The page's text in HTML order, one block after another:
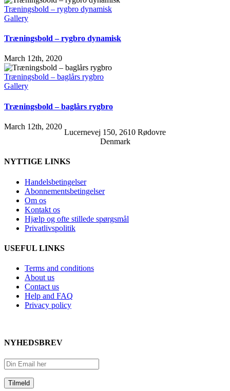
Træningsbold – rygbro dynamisk
Gallery
Træningsbold – rygbro dynamisk
March 12th, 2020
Træningsbold – baglårs rygbro
Gallery
Træningsbold – baglårs rygbro
March 12th, 2020
Lucernevej 150, 2610 Rødovre
Denmark
NYTTIGE LINKS
Handelsbetingelser
Abonnementsbetingelser
Om os
Kontakt os
Hjælp og ofte stillede spørgsmål
Privatlivspolitik
USEFUL LINKS
Terms and conditions
About us
Contact us
Help and FAQ
Privacy policy
NYHEDSBREV